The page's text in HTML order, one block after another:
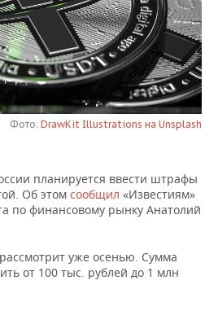
Фото: DrawKit Illustrations на Unsplash
планируется ввести штрафы
Об этом сообщил «Известиям»
по финансовому рынку Анатолий
уже осенью. Сумма
от 100 тыс. рублей до 1 млн